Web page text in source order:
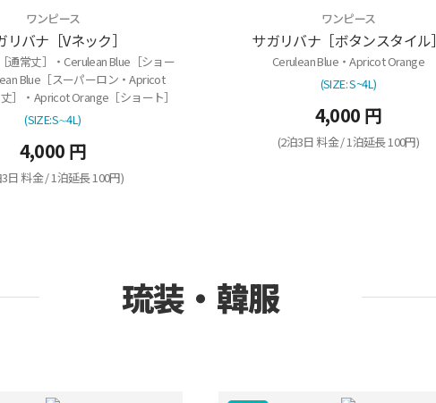
ワンピース
リバナ［Vネック］
通常丈］・Cerulean Blue［ショー
Blue［スーパーロン・Apricot
］・Apricot Orange［ショート］
(SIZE:S∼4L)
4,000 円
日 料金 / 1泊延長 100円)
ワンピース
サガリバナ［ボタンスタイル］
Cerulean Blue・Apricot Orange
(SIZE: S~4L)
4,000 円
(2泊3日 料金 / 1泊延長 100円)
琉装・韓服